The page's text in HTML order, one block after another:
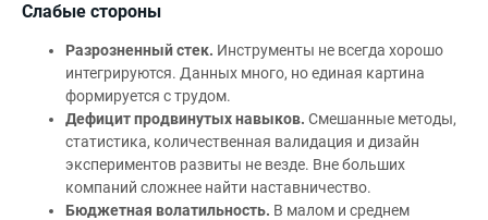
Слабые стороны
Разрозненный стек. Инструменты не всегда хорошо
интегрируются. Данных много, но единая картина
формируется с трудом.
Дефицит продвинутых навыков. Смешанные методы,
статистика, количественная валидация и дизайн
экспериментов развиты не везде. Вне больших
компаний сложнее найти наставничество.
Бюджетная волатильность. В малом и среднем